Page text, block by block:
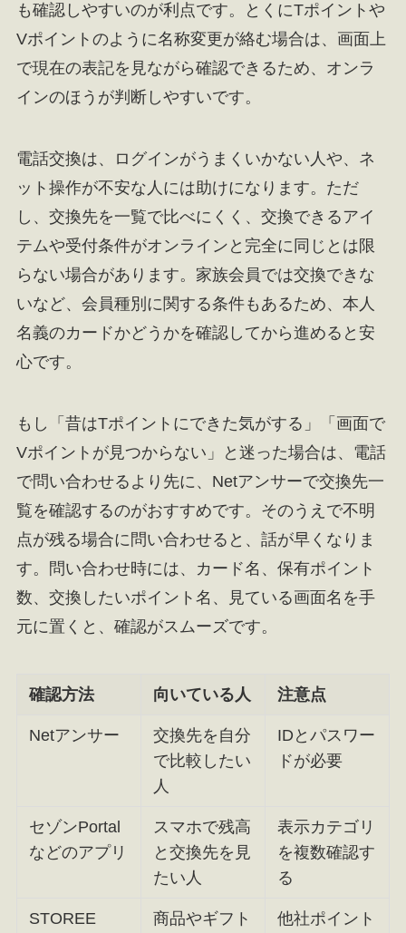
も確認しやすいのが利点です。とくにTポイントや
Vポイントのように名称変更が絡む場合は、画面上
で現在の表記を見ながら確認できるため、オンラ
インのほうが判断しやすいです。
電話交換は、ログインがうまくいかない人や、ネ
ット操作が不安な人には助けになります。ただ
し、交換先を一覧で比べにくく、交換できるアイ
テムや受付条件がオンラインと完全に同じとは限
らない場合があります。家族会員では交換できな
いなど、会員種別に関する条件もあるため、本人
名義のカードかどうかを確認してから進めると安
心です。
もし「昔はTポイントにできた気がする」「画面で
Vポイントが見つからない」と迷った場合は、電話
で問い合わせるより先に、Netアンサーで交換先一
覧を確認するのがおすすめです。そのうえで不明
点が残る場合に問い合わせると、話が早くなりま
す。問い合わせ時には、カード名、保有ポイント
数、交換したいポイント名、見ている画面名を手
元に置くと、確認がスムーズです。
確認方法 向いている人 注意点
Netアンサー
交換先を自分
で比較したい
人
IDとパスワー
ドが必要
セゾンPortal
などのアプリ
スマホで残高
と交換先を見
たい人
表示カテゴリ
を複数確認す
る
STOREE
商品やギフト
他社ポイント